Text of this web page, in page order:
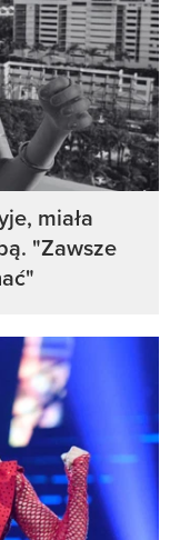
miała
"Zawsze